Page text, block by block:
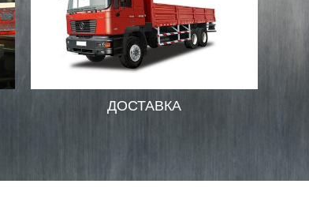
ДОСТАВКА